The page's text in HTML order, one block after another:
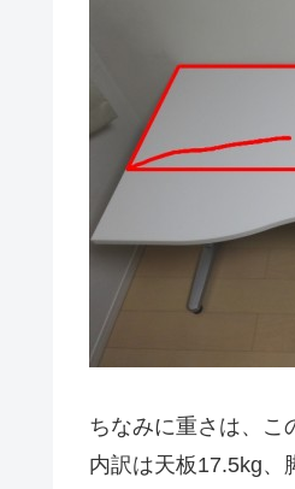
ちなみに重さは、こ
内訳は天板17.5kg、